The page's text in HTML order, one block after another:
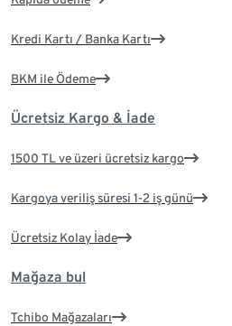
Kredi Kartı / Banka Kartı
BKM ile Ödeme
Ücretsiz Kargo & İade
1500 TL ve üzeri ücretsiz kargo
Kargoya veriliş süresi 1-2 iş günü
Ücretsiz Kolay İade
Mağaza bul
Tchibo Mağazaları